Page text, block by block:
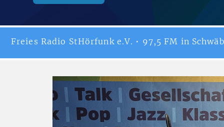
Freies Radio StHörfunke.V. • 97,5 FM in